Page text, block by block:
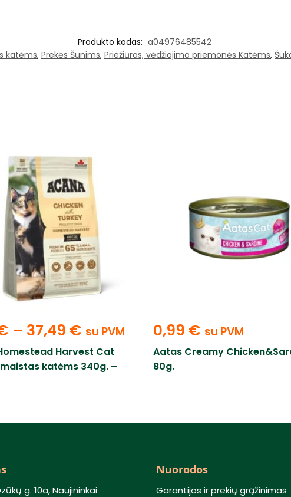
Produkto kodas: a04976485542
katėms, Prekės Šunims, Priežiūros, vėdžiojimo priemonės Katėms,
– 37,49 € su PVM
Harvest Cat
katėms 340g. –
0,99 € su PVM
Aatas Creamy
80g.
g. 10a, Naujininkai
Nuorodos
Garantijos ir prekių grąžinimas